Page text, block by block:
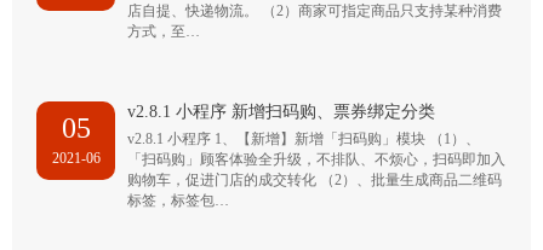
店自提、快递物流。 （2）商家可指定商品只支持某种消费
方式，至…
05
2021-06
v2.8.1 小程序 新增扫码购、票券绑定分类
v2.8.1 小程序 1、【新增】新增「扫码购」模块 （1）、
「扫码购」顾客体验全升级，不排队、不烦心，扫码即加入
购物车，促进门店的成交转化 （2）、批量生成商品二维码
标签，标签包…